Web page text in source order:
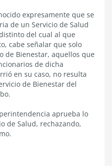
expresamente que se
de un Servicio de Salud
del cual al que
cabe señalar que solo
de Bienestar, aquellos que
de dicha
en su caso, no resulta
de Bienestar del
aprueba lo
de Salud, rechazando,